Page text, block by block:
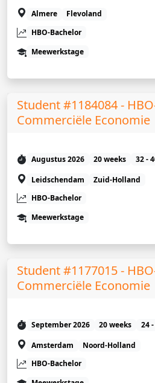
Almere
Flevoland
HBO-Bachelor
Meewerkstage
Student #1184084 -
Commerciële Economie
Augustus 2026 20 weeks
32 -
Leidschendam
Zuid-Holland
HBO-Bachelor
Meewerkstage
Student #1177015 -
Commerciële Economie
September 2026 20 weeks
24
Amsterdam
Noord-Holland
HBO-Bachelor